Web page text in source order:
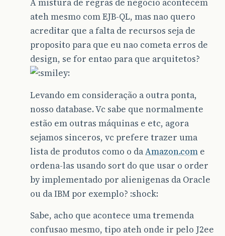
A mistura de regras de negocio acontecem
ateh mesmo com EJB-QL, mas nao quero
acreditar que a falta de recursos seja de
proposito para que eu nao cometa erros de
design, se for entao para que arquitetos?
Levando em consideração a outra ponta,
nosso database. Vc sabe que normalmente
estão em outras máquinas e etc, agora
sejamos sinceros, vc prefere trazer uma
lista de produtos como o daAmazon.com e
ordena-las usando sort do que usar o order
by implementado por alienigenas da Oracle
ou da IBM por exemplo? :shock:
Sabe, acho que acontece uma tremenda
confusao mesmo, tipo ateh onde ir pelo J2ee